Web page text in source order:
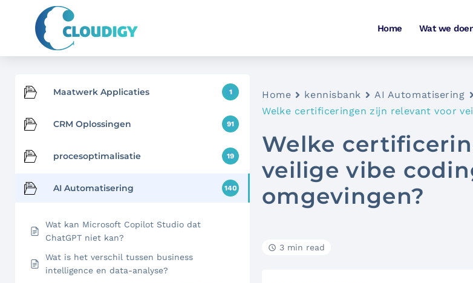
Home Wat we
Maatwerk Applicaties 1
CRM Oplossingen 91
procesoptimalisatie 19
AI Automatisering 140
Wat kan Microsoft Copilot Studio dat
ChatGPT niet kan?
Wat is het verschil tussen business
intelligence en data-analyse?
Home kennisbank
AI Automatisering
Welke certificeringen zijn relevant voor
Welke
veilige vibe
omgevingen?
3 min read